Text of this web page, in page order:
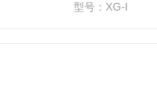
型号：XG-I